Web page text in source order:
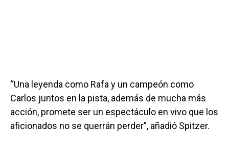
“Una leyenda como Rafa y un campeón como
Carlos juntos en la pista, además de mucha más
acción, promete ser un espectáculo en vivo que los
aficionados no se querrán perder”, añadió Spitzer.